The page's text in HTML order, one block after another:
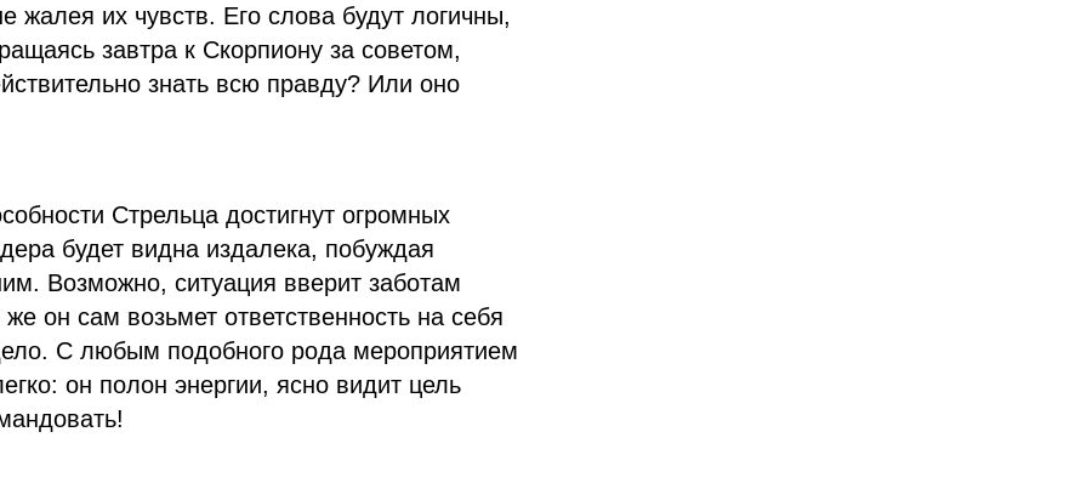
жалея их чувств. Его слова будут логичны,
завтра к Скорпиону за советом,
знать всю правду? Или оно
Стрельца достигнут огромных
будет видна издалека, побуждая
Возможно, ситуация вверит заботам
он сам возьмет ответственность на себя
С любым подобного рода мероприятием
он полон энергии, ясно видит цель